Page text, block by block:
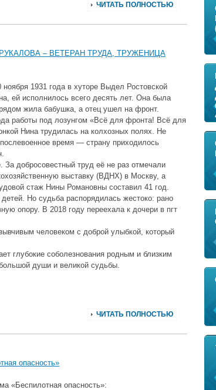
ЧИТАТЬ ПОЛНОСТЬЮ
– ВЕТЕРАН ТРУДА, ТРУЖЕНИЦА
1931 года в хуторе Выдел Ростовской
ей исполнилось всего десять лет. Она была
жила бабушка, а отец ушел на фронт.
работы под лозунгом «Всё для фронта! Всё для
Нина трудилась на колхозных полях. Не
время — страну приходилось
добросовестный труд её не раз отмечали
выставку (ВДНХ) в Москву, а
стаж Нины Романовны составил 41 год.
Но судьба распорядилась жестоко: рано
опору. В 2018 году переехала к дочери в пгт
человеком с доброй улыбкой, который
глубокие соболезнования родным и близким
души и великой судьбы.
ЧИТАТЬ ПОЛНОСТЬЮ
опасность»
«Беспилотная опасность»: